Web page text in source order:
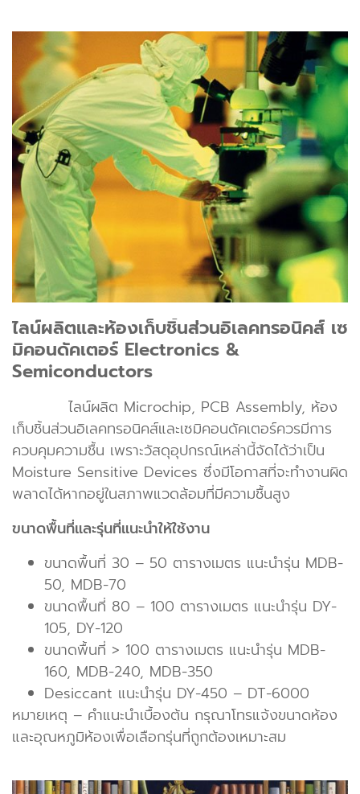
ไลน์ผลิตและห้องเก็บชิ้นส่วนอิเลคทรอนิคส์ เซ
มิคอนดัคเตอร์ Electronics &
Semiconductors
ไลน์ผลิต Microchip, PCB Assembly, ห้อง
เก็บชิ้นส่วนอิเลคทรอนิคส์และเซมิคอนดัคเตอร์ควรมีการ
ควบคุมความชื้น เพราะวัสดุอุปกรณ์เหล่านี้จัดได้ว่าเป็น
Moisture Sensitive Devices ซึ่งมีโอกาสที่จะทำงานผิด
พลาดได้หากอยู่ในสภาพแวดล้อมที่มีความชื้นสูง
ขนาดพื้นที่และรุ่นที่แนะนำให้ใช้งาน
ขนาดพื้นที่ 30 – 50 ตารางเมตร แนะนำรุ่น MDB-
50, MDB-70
ขนาดพื้นที่ 80 – 100 ตารางเมตร แนะนำรุ่น DY-
105, DY-120
ขนาดพื้นที่ > 100 ตารางเมตร แนะนำรุ่น MDB-
160, MDB-240, MDB-350
Desiccant แนะนำรุ่น DY-450 – DT-6000
หมายเหตุ – คำแนะนำเบื้องต้น กรุณาโทรแจ้งขนาดห้อง
และอุณหภูมิห้องเพื่อเลือกรุ่นที่ถูกต้องเหมาะสม